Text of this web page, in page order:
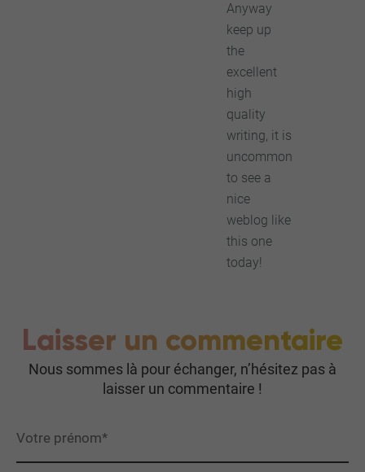
Anyway
keep up
the
excellent
high
quality
writing, it is
uncommon
to see a
nice
weblog like
this one
today!
Laisser un commentaire
Nous sommes là pour échanger, n’hésitez pas à
laisser un commentaire !